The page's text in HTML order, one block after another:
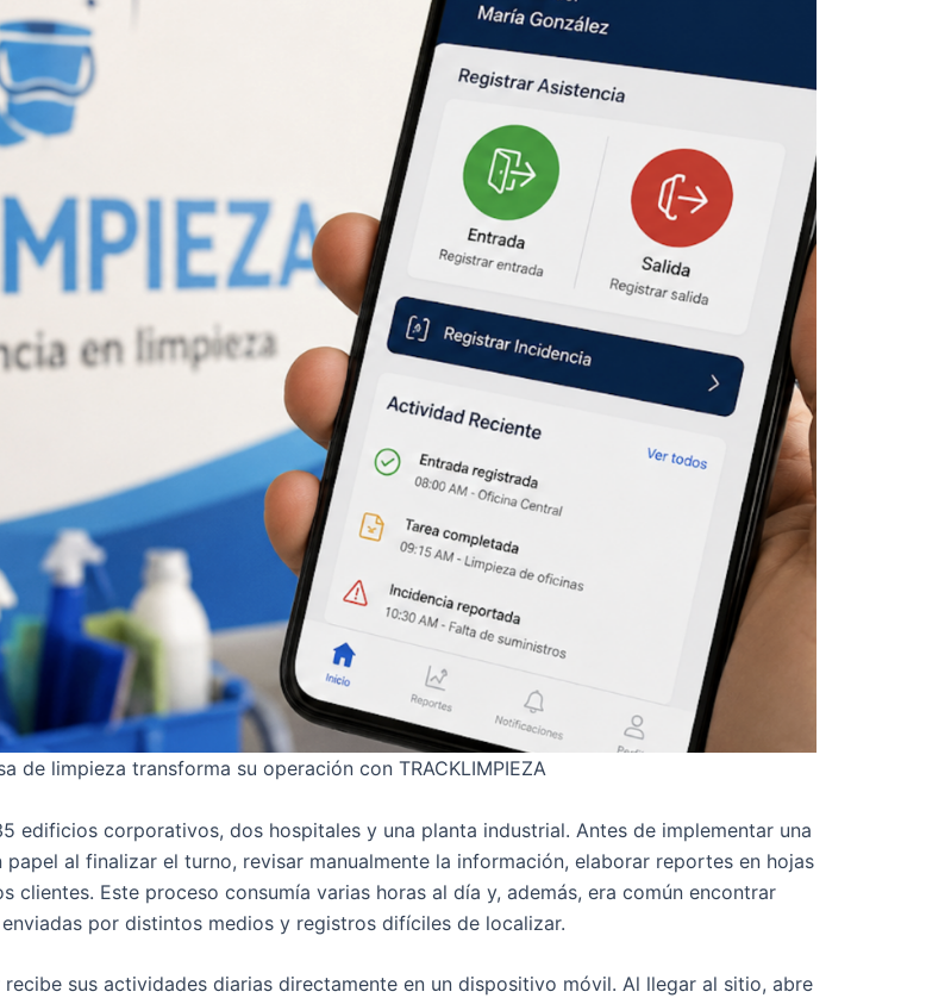
de limpieza transforma su operación con TRACKLIMPIEZA
edificios corporativos, dos hospitales y una planta industrial. Antes de implementar una
al finalizar el turno, revisar manualmente la información, elaborar reportes en hojas
Este proceso consumía varias horas al día y, además, era común encontrar
por distintos medios y registros difíciles de localizar.
sus actividades diarias directamente en un dispositivo móvil. Al llegar al sitio, abre